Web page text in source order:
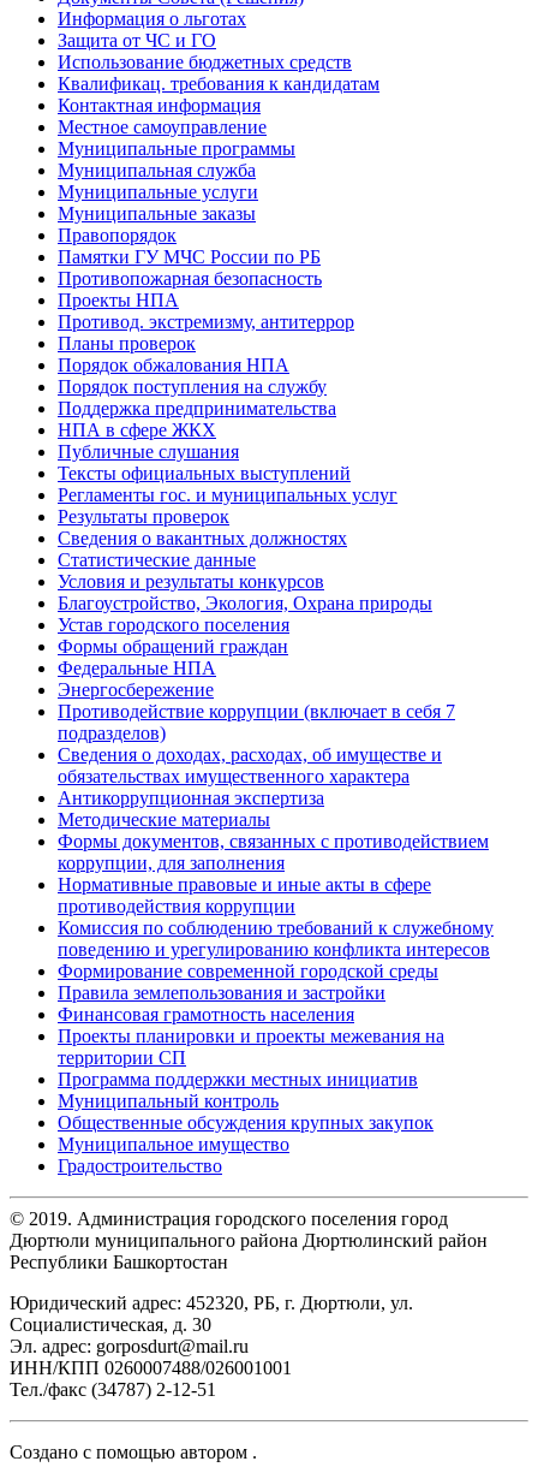
Информация о льготах
Защита от ЧС и ГО
Использование бюджетных средств
Квалификац. требования к кандидатам
Контактная информация
Местное самоуправление
Муниципальные программы
Муниципальная служба
Муниципальные услуги
Муниципальные заказы
Правопорядок
Памятки ГУ МЧС России по РБ
Противопожарная безопасность
Проекты НПА
Противод. экстремизму, антитеррор
Планы проверок
Порядок обжалования НПА
Порядок поступления на службу
Поддержка предпринимательства
НПА в сфере ЖКХ
Публичные слушания
Тексты официальных выступлений
Регламенты гос. и муниципальных услуг
Результаты проверок
Сведения о вакантных должностях
Статистические данные
Условия и результаты конкурсов
Благоустройство, Экология, Охрана природы
Устав городского поселения
Формы обращений граждан
Федеральные НПА
Энергосбережение
Противодействие коррупции (включает в себя 7
подразделов)
Сведения о доходах, расходах, об имуществе и
обязательствах имущественного характера
Антикоррупционная экспертиза
Методические материалы
Формы документов, связанных с противодействием
коррупции, для заполнения
Нормативные правовые и иные акты в сфере
противодействия коррупции
Комиссия по соблюдению требований к служебному
поведению и урегулированию конфликта интересов
Формирование современной городской среды
Правила землепользования и застройки
Финансовая грамотность населения
Проекты планировки и проекты межевания на
территории СП
Программа поддержки местных инициатив
Муниципальный контроль
Общественные обсуждения крупных закупок
Муниципальное имущество
Градостроительство
© 2019. Администрация городского поселения город
Дюртюли муниципального района Дюртюлинский район
Республики Башкортостан
Юридический адрес: 452320, РБ, г. Дюртюли, ул.
Социалистическая, д. 30
Эл. адрес: gorposdurt@mail.ru
ИНН/КПП 0260007488/026001001
Тел./факс (34787) 2-12-51
Создано с помощью автором .